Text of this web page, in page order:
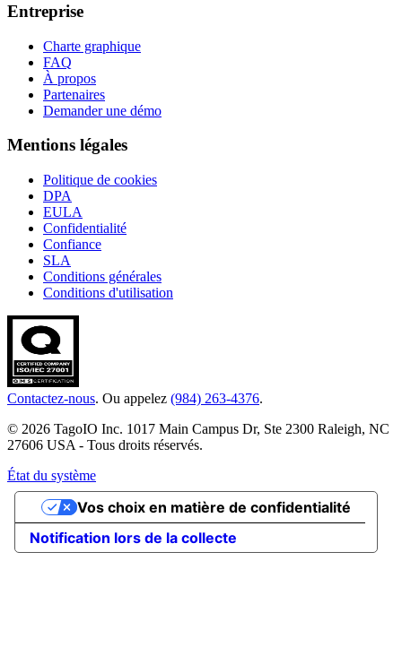
Entreprise
Charte graphique
FAQ
À propos
Partenaires
Demander une démo
Mentions légales
Politique de cookies
DPA
EULA
Confidentialité
Confiance
SLA
Conditions générales
Conditions d'utilisation
Contactez-nous. Ou appelez (984) 263-4376.
© 2026 TagoIO Inc. 1017 Main Campus Dr, Ste 2300 Raleigh, NC
27606 USA - Tous droits réservés.
État du système
Notification lors de la collecte
Vos choix en matière de confidentialité